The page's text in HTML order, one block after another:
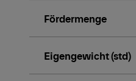
Fördermenge
Eigengewicht (std)